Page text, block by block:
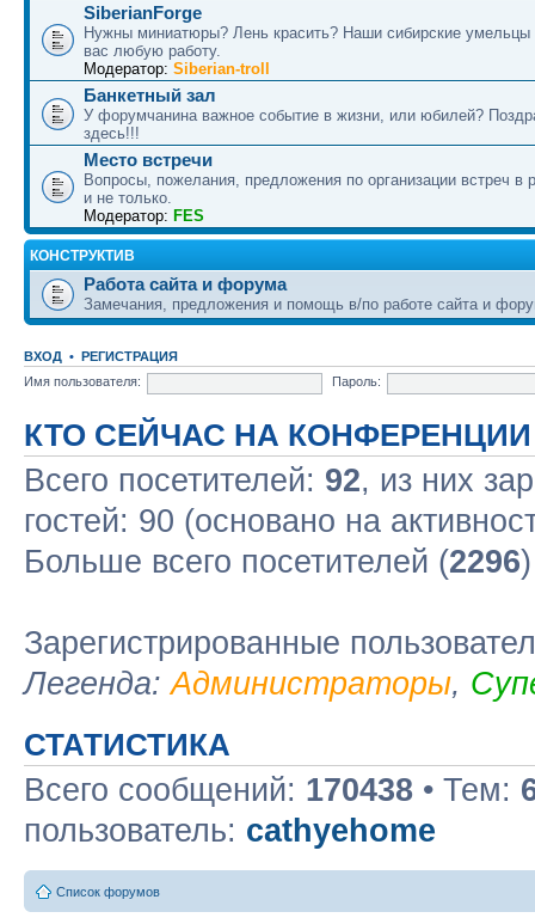
SiberianForge
Нужны миниатюры? Лень красить? Наши сибирские умельцы
вас любую работу.
Модератор: Siberian-troll
Банкетный зал
У форумчанина важное событие в жизни, или юбилей?
здесь!!!
Место встречи
Вопросы, пожелания, предложения по организации встреч в
и не только.
Модератор: FES
КОНСТРУКТИВ
Работа сайта и форума
Замечания, предложения и помощь в/по работе сайта и
ВХОД • РЕГИСТРАЦИЯ
Имя пользователя:
Пароль:
КТО СЕЙЧАС НА КОНФЕРЕНЦИИ
Всего посетителей: 92, из них
гостей: 90 (основано на
Больше всего посетителей (2296
Зарегистрированные
Легенда:Администраторы,
СТАТИСТИКА
Всего сообщений: 170438 • Тем:
пользователь: cathyehome
Список форумов